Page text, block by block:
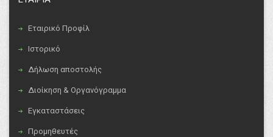
Εταιρικό Προφίλ
Ιστορικό
Δήλωση αποστολής
Διοίκηση & Οργανόγραμμα
Εγκαταστάσεις
Προμηθευτές